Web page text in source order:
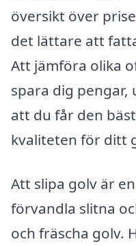
översikt över
det lättare att
Att jämföra olika
spara dig pengar,
att du får den
kvaliteten för ditt
Att slipa golv är
förvandla slitna
och fräscha golv.